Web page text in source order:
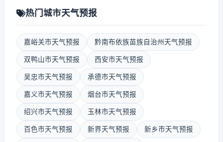
热门城市天气预报
嘉峪关市天气预报 黔南布依族苗族自治州天气预报
双鸭山市天气预报 西安市天气预报
吴忠市天气预报 承德市天气预报
嘉义市天气预报 烟台市天气预报
绍兴市天气预报 玉林市天气预报
百色市天气预报 新界天气预报 新乡市天气预报